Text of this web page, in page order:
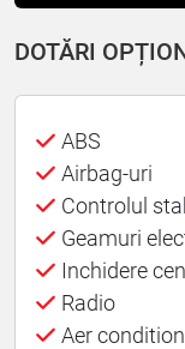
DOTĂRI
ABS
Airbag-uri
Controlul
Geamuri
Inchidere
Radio
Aer